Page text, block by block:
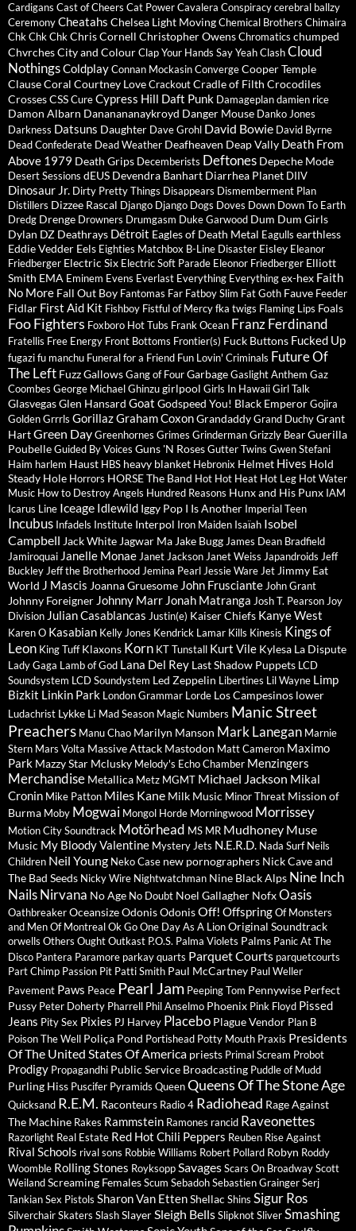
Cardigans Cast of Cheers Cat PowerCavalera Conspiracycerebral ballzy
CeremonyCheatahs Chelsea Light MovingChemical Brothers Chimaira
Chk Chk ChkChris Cornell Christopher OwensChromatics chumped
ChvrchesCity and ColourClap Your Hands Say YeahClashCloud
NothingsColdplayConnan MockasinConvergeCooper Temple
ClauseCoral Courtney LoveCrackoutCradle of Filth Crocodiles
CrossesCSSCureCypress Hill Daft Punk Damageplandamien rice
Damon Albarn Dananananaykroyd Danger Mouse Danko Jones
Darkness Datsuns Daughter Dave Grohl David Bowie David Byrne
Dead Confederate Dead Weather Deafheaven Deap Vally Death From
Above 1979 Death Grips Decemberists Deftones Depeche Mode
Desert Sessions dEUS Devendra Banhart Diarrhea Planet DIIV
Dinosaur Jr. Dirty Pretty Things Disappears Dismemberment Plan
Distillers Dizzee Rascal Django Django Dogs Doves Down Down To Earth
Dredg Drenge Drowners Drumgasm Duke Garwood Dum Dum Girls
Dylan DZ Deathrays Détroit Eagles of Death Metal Eagulls earthless
Eddie Vedder Eels Eighties Matchbox B-Line Disaster Eisley Eleanor
Friedberger Electric Six Electric Soft Parade Eleonor Friedberger Elliott
Smith EMA Eminem Evens Everlast Everything Everythingex-hex Faith
No More Fall Out Boy Fantomas Far Fatboy Slim Fat Goth Fauve Feeder
Fidlar First Aid Kit Fishboy Fistful of Mercyfka twigs Flaming Lips Foals
Foo Fighters Foxboro Hot Tubs Frank Ocean Franz Ferdinand
Fratellis Free Energy Front Bottoms Frontier(s) Fuck Buttons Fucked Up
fugazifu manchu Funeral for a Friend Fun Lovin' Criminals Future Of
The Left FuzzGallowsGang of FourGarbageGaslight Anthem Gaz
Coombes George MichaelGhinzugirlpool Girls In HawaiiGirl Talk
GlasvegasGlen Hansard Goat Godspeed You! Black EmperorGojira
Golden Grrrls GorillazGraham CoxonGrandaddyGrand DuchyGrant
HartGreen DayGreenhornes Grimes GrindermanGrizzly BearGuerilla
PoubelleGuided By Voices Guns 'N RosesGutter Twins Gwen Stefani
Haim harlem Haust HBS heavy blanket Hebronix Helmet Hives Hold
Steady Hole Horrors HORSE The Band Hot Hot Heat Hot Leg Hot Water
Music How to Destroy Angels Hundred Reasons Hunx and His Punx IAM
Icarus Line Iceage Idlewild Iggy Pop I Is Another Imperial Teen
Incubus Infadels Institute Interpol Iron Maiden Isaïah Isobel
Campbell Jack White Jagwar Ma Jake Bugg James Dean Bradfield
Jamiroquai Janelle Monae Janet Jackson Janet Weiss Japandroids Jeff
Buckley Jeff the Brotherhood Jemina Pearl Jessie Ware Jet Jimmy Eat
World J Mascis Joanna Gruesome John Frusciante John Grant
Johnny Foreigner Johnny Marr Jonah Matranga Josh T. Pearson Joy
Division Julian Casablancas Justin(e) Kaiser Chiefs Kanye West
Karen O Kasabian Kelly Jones Kendrick Lamar Kills Kinesis Kings of
Leon King Tuff Klaxons Korn KT Tunstall Kurt Vile Kylesa La Dispute
Lady Gaga Lamb of God Lana Del Rey Last Shadow Puppets LCD
Soundsystem LCD Soundystem Led Zeppelin Libertines Lil Wayne Limp
Bizkit Linkin Park London Grammar Lorde Los Campesinos lower
Ludachrist Lykke Li Mad Season Magic Numbers Manic Street
Preachers Manu Chao Marilyn Manson Mark Lanegan Marnie
Stern Mars Volta Massive Attack Mastodon Matt Cameron Maximo
Park Mazzy Star Mclusky Melody's Echo Chamber Menzingers
Merchandise Metallica Metz MGMT Michael Jackson Mikal
Cronin Mike Patton Miles Kane Milk Music Minor Threat Mission of
Burma Moby Mogwai Mongol Horde Morningwood Morrissey
Motion City Soundtrack Motörhead MS MR Mudhoney Muse
Music My Bloody Valentine Mystery Jets N.E.R.D. Nada Surf Neils
Children Neil Young Neko Case new pornographers Nick Cave and
The Bad Seeds Nicky Wire Nightwatchman Nine Black Alps Nine Inch
Nails Nirvana No Age No Doubt Noel Gallagher NofxOasis
OathbreakerOceansizeOdonis OdonisOff! OffspringOf Monsters
and MenOf MontrealOk GoOne Day As A LionOriginal Soundtrack
orwells Others OughtOutkast P.O.S. Palma Violets Palms Panic At The
Disco Pantera Paramore parkay quarts Parquet Courts parquetcourts
Part Chimp Passion Pit Patti Smith Paul McCartney Paul Weller
Pavement Paws Peace Pearl Jam Peeping Tom Pennywise Perfect
Pussy Peter Doherty Pharrell Phil Anselmo Phoenix Pink Floyd Pissed
Jeans Pity Sex Pixies PJ Harvey Placebo Plague Vendor Plan B
Poison The Well Poliça Pond Portishead Potty Mouth Praxis Presidents
Of The United States Of America priests Primal Scream Probot
Prodigy Propagandhi Public Service Broadcasting Puddle of Mudd
Purling Hiss Puscifer Pyramids QueenQueens Of The Stone Age
Quicksand R.E.M. Raconteurs Radio 4 Radiohead Rage Against
The Machine Rakes Rammstein Ramones rancid Raveonettes
Razorlight Real Estate Red Hot Chili Peppers Reuben Rise Against
Rival Schools rival sons Robbie Williams Robert Pollard Robyn Roddy
Woomble Rolling Stones RoyksoppSavagesScars On BroadwayScott
WeilandScreaming FemalesScum SebadohSebastien GraingerSerj
TankianSex Pistols Sharon Van EttenShellac Shins Sigur Ros
SilverchairSkaters SlashSlayerSleigh BellsSlipknotSliverSmashing